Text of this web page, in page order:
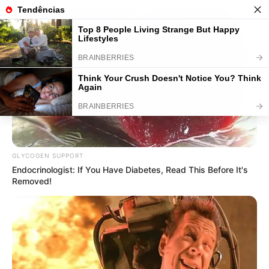
Vestido de Crochê Infantil: 6
Gráficos Grátis com Passo a Passo
GLYCOGEN SUPPORT
Endocrinologist: If You Have Diabetes, Read This Before It's
Removed!
Save